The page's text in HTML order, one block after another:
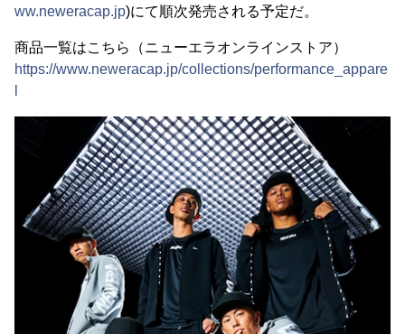
ww.neweracap.jp)にて順次発売される予定だ。
商品一覧はこちら（ニューエラオンラインストア）
https://www.neweracap.jp/collections/performance_appare